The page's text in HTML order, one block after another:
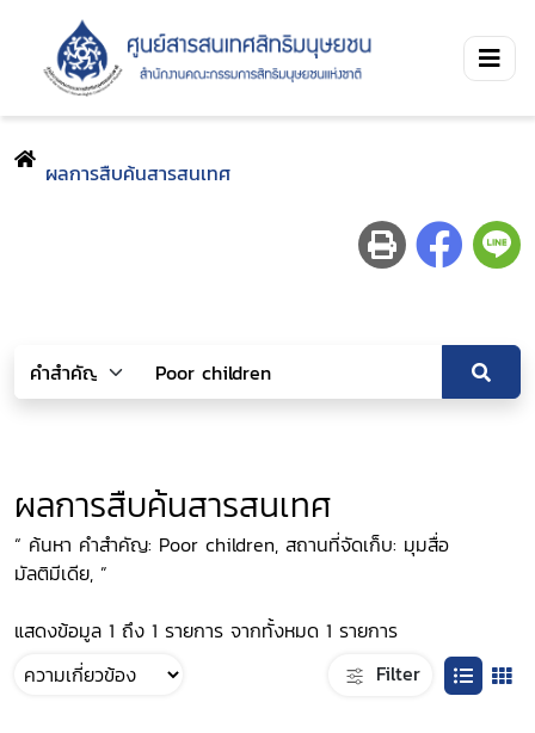
ผลการสืบค้นสารสนเทศ
ผลการสืบค้นสารสนเทศ
“ ค้นหา คำสำคัญ: Poor children, สถานที่จัดเก็บ: มุมสื่อ
มัลติมีเดีย, ”
แสดงข้อมูล 1 ถึง 1 รายการ จากทั้งหมด 1 รายการ
Filter